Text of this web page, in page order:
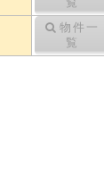
覧
物件一
覧